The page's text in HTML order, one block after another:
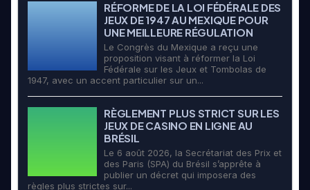
RÉFORME DE LA LOI FÉDÉRALE DES
JEUX DE 1947 AU MEXIQUE POUR
UNE MEILLEURE RÉGULATION
Le Congrès du Mexique a reçu une
proposition visant à réformer la Loi
Fédérale sur les Jeux et Tombolas de
1947, avec un accent particulier sur un...
RÈGLEMENT PLUS STRICT SUR LES
JEUX DE CASINO EN LIGNE AU
BRÉSIL
Le 6 août 2026, la Secrétariat des Prix et
des Paris (SPA) du Brésil s’apprête à
publier un décret qui imposera des
règles plus strictes sur...